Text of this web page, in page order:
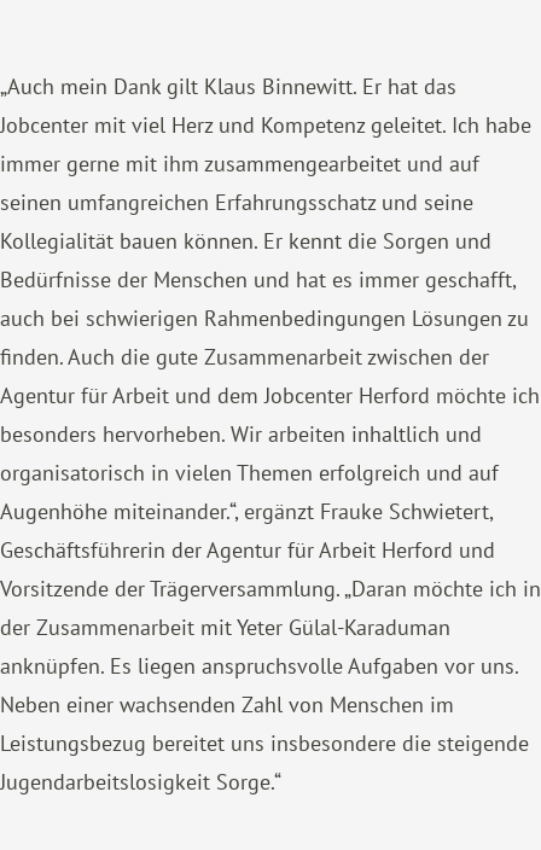
„Auch mein Dank gilt Klaus Binnewitt. Er hat das
Jobcenter mit viel Herz und Kompetenz geleitet. Ich habe
immer gerne mit ihm zusammengearbeitet und auf
seinen umfangreichen Erfahrungsschatz und seine
Kollegialität bauen können. Er kennt die Sorgen und
Bedürfnisse der Menschen und hat es immer geschafft,
auch bei schwierigen Rahmenbedingungen Lösungen zu
finden. Auch die gute Zusammenarbeit zwischen der
Agentur für Arbeit und dem Jobcenter Herford möchte ich
besonders hervorheben. Wir arbeiten inhaltlich und
organisatorisch in vielen Themen erfolgreich und auf
Augenhöhe miteinander.“, ergänzt Frauke Schwietert,
Geschäftsführerin der Agentur für Arbeit Herford und
Vorsitzende der Trägerversammlung. „Daran möchte ich in
der Zusammenarbeit mit Yeter Gülal-Karaduman
anknüpfen. Es liegen anspruchsvolle Aufgaben vor uns.
Neben einer wachsenden Zahl von Menschen im
Leistungsbezug bereitet uns insbesondere die steigende
Jugendarbeitslosigkeit Sorge.“